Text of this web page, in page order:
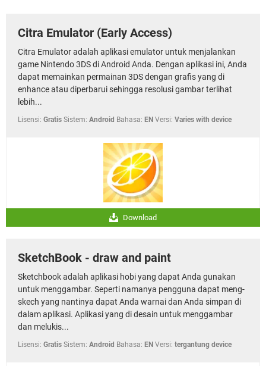
Citra Emulator (Early Access)
Citra Emulator adalah aplikasi emulator untuk menjalankan
game Nintendo 3DS di Android Anda. Dengan aplikasi ini, Anda
dapat memainkan permainan 3DS dengan grafis yang di
enhance atau diperbarui sehingga resolusi gambar terlihat
lebih...
Lisensi: Gratis Sistem: Android Bahasa: EN Versi: Varies with device
Download
SketchBook - draw and paint
Sketchbook adalah aplikasi hobi yang dapat Anda gunakan
untuk menggambar. Seperti namanya pengguna dapat meng-
skech yang nantinya dapat Anda warnai dan Anda simpan di
dalam aplikasi. Aplikasi yang di desain untuk menggambar
dan melukis...
Lisensi: Gratis Sistem: Android Bahasa: EN Versi: tergantung device